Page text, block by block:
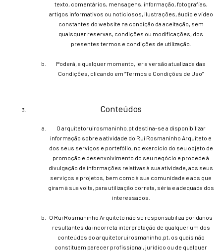
texto, comentários, mensagens, informação, fotografias,
artigos informativos ou noticiosos, ilustrações, áudio e vídeo
constantes do website na condição da aceitação, sem
quaisquer reservas, condições ou modificações, dos
presentes termos e condições de utilização.
Poderá, a qualquer momento, ler a versão atualizada das
Condições, clicando em “Termos e Condições de Uso”
Conteúdos
O arquitetoruirosmaninho.pt destina-se a disponibilizar
informação sobre a atividade do Rui Rosmaninho Arquiteto e
dos seus serviços e portefólio, no exercício do seu objeto de
promoção e desenvolvimento do seu negócio e procede à
divulgação de informações relativas à sua atividade, aos seus
serviços e projetos, bem como à sua comunidade e aos que
giram à sua volta, para utilização correta, séria e adequada dos
interessados.
O Rui Rosmaninho Arquiteto não se responsabiliza por danos
resultantes da incorreta interpretação de qualquer um dos
conteúdos do arquitetoruirosmaninho.pt, os quais não
constituem parecer profissional, jurídico ou de qualquer